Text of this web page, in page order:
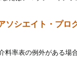
ソシエイト・プロ
料率表の例外がある